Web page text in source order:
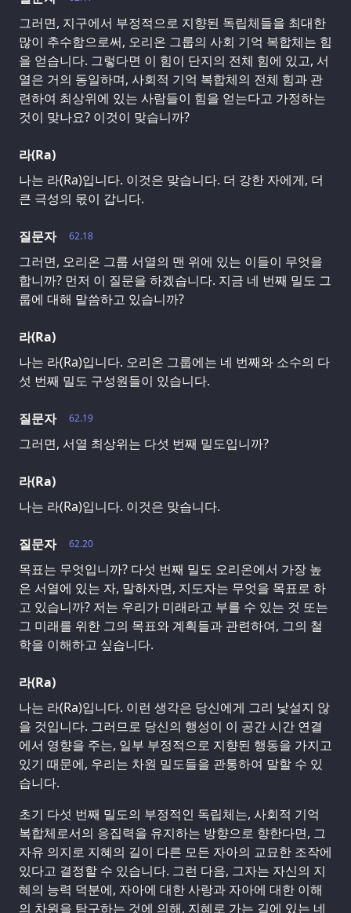
그러면, 지구에서 부정적으로 지향된 독립체들을 최대한
많이 추수함으로써, 오리온 그룹의 사회 기억 복합체는 힘
을 얻습니다. 그렇다면 이 힘이 단지의 전체 힘에 있고, 서
열은 거의 동일하며, 사회적 기억 복합체의 전체 힘과 관
련하여 최상위에 있는 사람들이 힘을 얻는다고 가정하는
것이 맞나요? 이것이 맞습니까?
라(Ra)
나는 라(Ra)입니다. 이것은 맞습니다. 더 강한 자에게, 더
큰 극성의 몫이 갑니다.
62.18
질문자
그러면, 오리온 그룹 서열의 맨 위에 있는 이들이 무엇을
합니까? 먼저 이 질문을 하겠습니다. 지금 네 번째 밀도 그
룹에 대해 말씀하고 있습니까?
라(Ra)
나는 라(Ra)입니다. 오리온 그룹에는 네 번째와 소수의 다
섯 번째 밀도 구성원들이 있습니다.
62.19
질문자
그러면, 서열 최상위는 다섯 번째 밀도입니까?
라(Ra)
나는 라(Ra)입니다. 이것은 맞습니다.
62.20
질문자
목표는 무엇입니까? 다섯 번째 밀도 오리온에서 가장 높
은 서열에 있는 자, 말하자면, 지도자는 무엇을 목표로 하
고 있습니까? 저는 우리가 미래라고 부를 수 있는 것 또는
그 미래를 위한 그의 목표와 계획들과 관련하여, 그의 철
학을 이해하고 싶습니다.
라(Ra)
나는 라(Ra)입니다. 이런 생각은 당신에게 그리 낯설지 않
을 것입니다. 그러므로 당신의 행성이 이 공간 시간 연결
에서 영향을 주는, 일부 부정적으로 지향된 행동을 가지고
있기 때문에, 우리는 차원 밀도들을 관통하여 말할 수 있
습니다.
초기 다섯 번째 밀도의 부정적인 독립체는, 사회적 기억
복합체로서의 응집력을 유지하는 방향으로 향한다면, 그
자유 의지로 지혜의 길이 다른 모든 자아의 교묘한 조작에
있다고 결정할 수 있습니다. 그런 다음, 그자는 자신의 지
혜의 능력 덕분에, 자아에 대한 사랑과 자아에 대한 이해
의 차원을 탐구하는 것에 의해, 지혜로 가는 길에 있는 네